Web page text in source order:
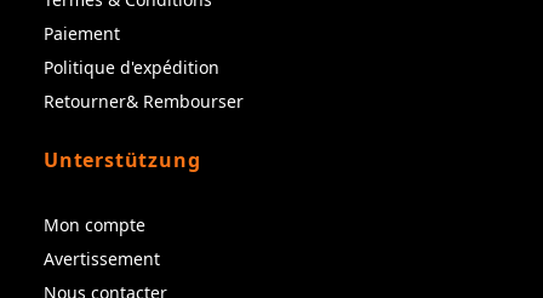
Paiement
Politique d'expédition
Retourner& Rembourser
Unterstützung
Mon compte
Avertissement
Nous contacter